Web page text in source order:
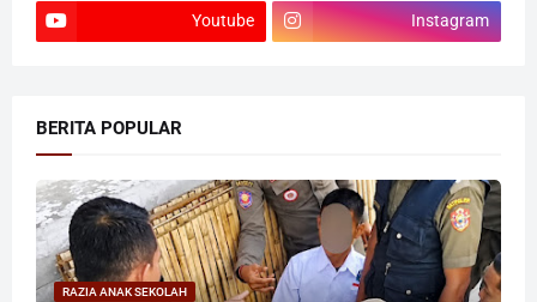
Youtube Instagram
BERITA POPULAR
RAZIA ANAK SEKOLAH